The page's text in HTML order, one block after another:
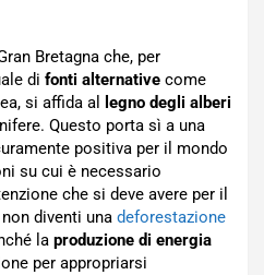
Bretagna che, per
di fonti alternative come
si affida al
legno degli alberi
Questo porta sì a una
positiva per il mondo
su cui è necessario
che si deve avere per il
diventi una deforestazione
la produzione di energia
per appropriarsi